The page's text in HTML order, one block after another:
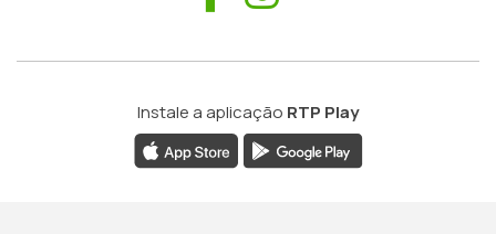
Instale a aplicação RTP Play